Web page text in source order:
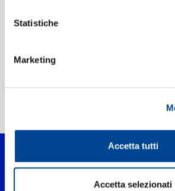
Statistiche
Marketing
Accetta tutti
Accetta selezionati
Ça me